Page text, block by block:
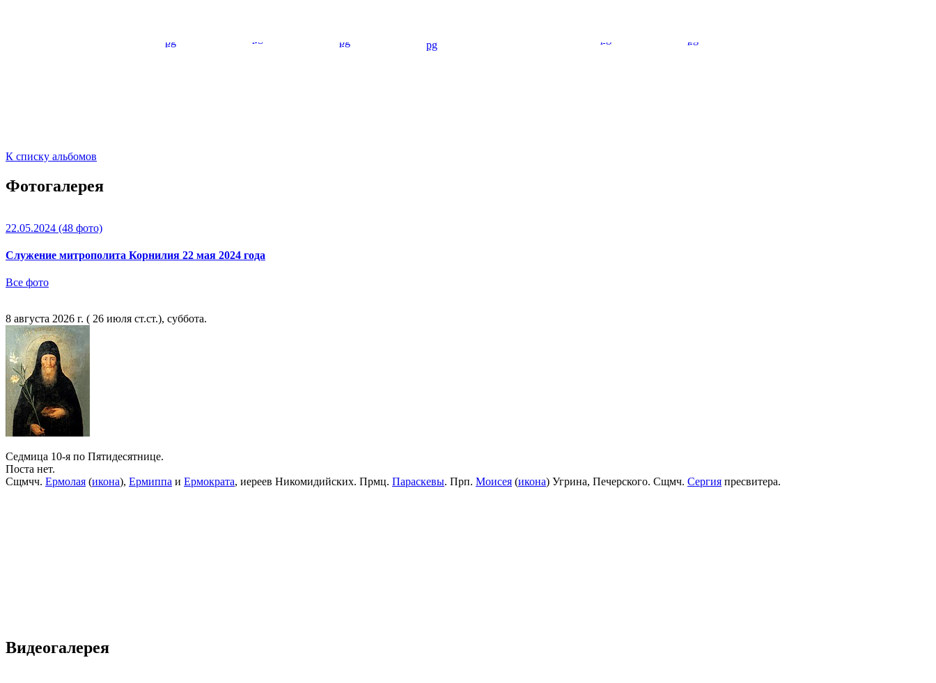
К списку альбомов
Фотогалерея
22.05.2024 (48 фото)
Служение митрополита Корнилия 22 мая 2024 года
Все фото
8 августа 2026 г. ( 26 июля ст.ст.), суббота.
Седмица 10-я по Пятидесятнице.
Поста нет.
Сщмчч. Ермолая (икона), Ермиппа и Ермократа, иереев Никомидийских. Прмц. Параскевы. Прп. Моисея (икона) Угрина, Печерского. Сщмч. Сергия пресвитера.
Видеогалерея